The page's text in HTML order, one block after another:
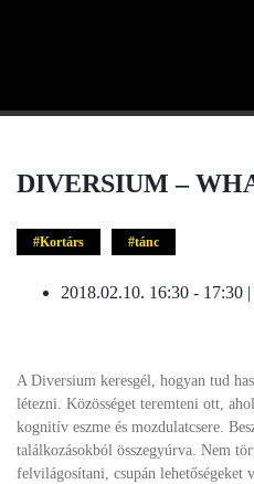
DIVERSIUM –
Kortárs tánc
2018.02.10. 16:30 - 17:30
A Diversium keresgél, hogyan tud
létezni. Közösséget teremteni ott,
kognitív eszme és mozdulatcsere.
találkozásokból összegyúrva. Nem
felvilágosítani, csupán lehetőségeket